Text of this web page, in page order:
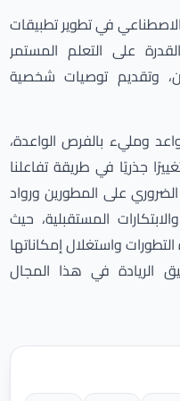
في تطوير تطبيقات
على التعلم المستمر
وتقديم توصيات شخصية
ومليء بالفرص الواعدة،
جذريًا في طريقة تفاعلنا
على المطورين ورواد
المستقبلية، حيث
واستغلال إمكاناتها
الريادة في هذا المجال